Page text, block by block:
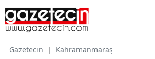
Gazetecin | Kahramanmaraş